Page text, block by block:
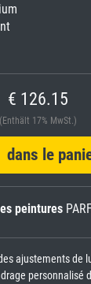
€ 126.15
(Enthält 17% MwSt.)
le
peintures
ajustements de
personnalisé